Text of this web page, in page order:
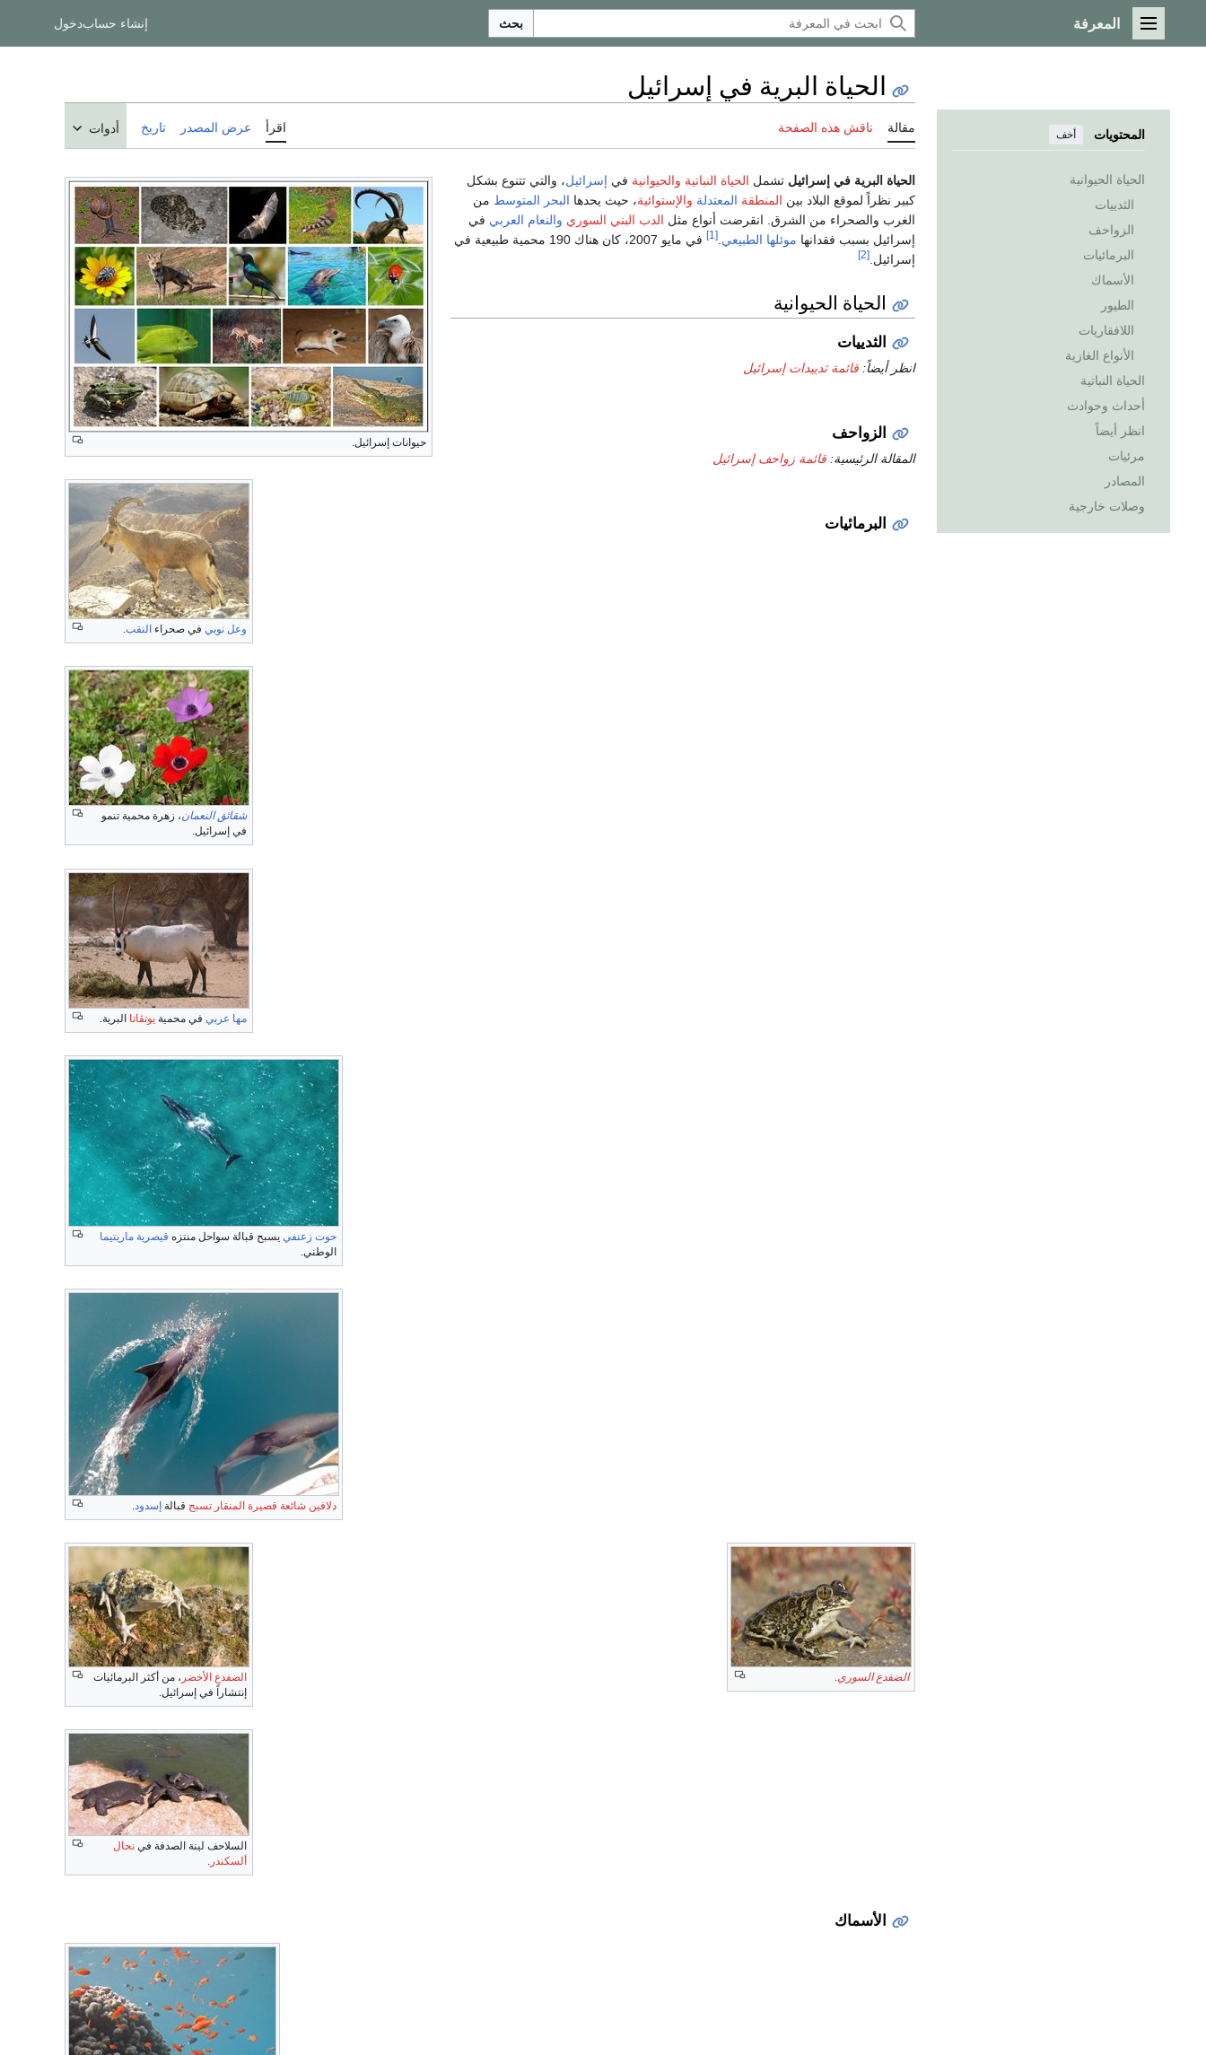
القائمة الرئيسية
المعرفة بحث إنشاء حسابدخول
المحتويات أخف
الحياة الحيوانية
الثدييات
الزواحف
البرمائيات
الأسماك
الطيور
اللافقاريات
الأنواع الغازية
الحياة النباتية
أحداث وحوادث
انظر أيضاً
مرئيات
المصادر
وصلات خارجية
الحياة البرية في إسرائيل
مقالة ناقش هذه الصفحة اقرأ عرض المصدر تاريخ أدوات
حيوانات إسرائيل.
وعل نوبي في صحراء النقب.
شقائق النعمان، زهرة محمية تنمو
في إسرائيل.
مها عربي في محمية يوتڤاتا البرية.
حوت زعنفي يسبح قبالة سواحل منتزه قيصرية ماريتيما
الوطني.
دلافين شائعة قصيرة المنقار تسبح قبالة إسدود.
الحياة البرية في إسرائيل تشمل الحياة النباتية والحيوانية في إسرائيل، والتي تتنوع بشكل
كبير نظراً لموقع البلاد بين المنطقة المعتدلة والإستوائية، حيث يحدها البحر المتوسط من
الغرب والصحراء من الشرق. انقرضت أنواع مثل الدب البني السوري والنعام العربي في
إسرائيل بسبب فقدانها موئلها الطبيعي [1]
في مايو 2007، كان هناك 190 محمية طبيعية في
إسرائيل. [2]
الحياة الحيوانية
الثدييات
انظر أيضاً: قائمة ثدييدات إسرائيل
الزواحف
المقالة الرئيسية: قائمة زواحف إسرائيل
البرمائيات
الضفدع الأخضر ، من أكثر البرمائيات
إنتشاراً في إسرائيل.
الضفدع السوري.
السلاحف لينة الصدفة في نحال
ألسكندر .
الأسماك